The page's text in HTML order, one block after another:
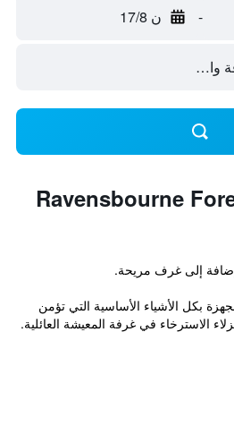
- ن 17/8
إلى غرف مريحة.
ومجهزة بكل الأشياء الأساسية التي تؤمن
الاسترخاء في غرفة المعيشة العائلية.